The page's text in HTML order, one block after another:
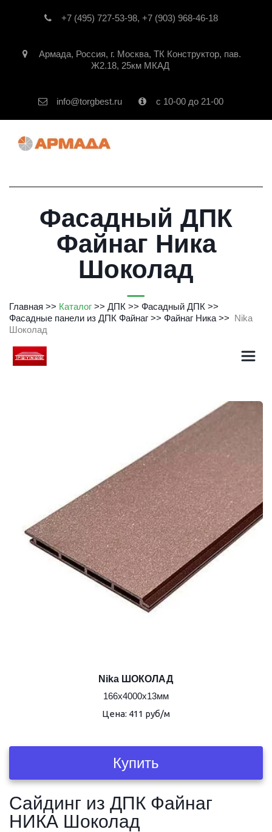
+7 (495) 727-53-98, +7 (903) 968-46-18
Армада, Россия, г. Москва, ТК Конструктор, пав.
Ж2.18, 25км МКАД
info@torgbest.ru с 10-00 до 21-00
Фасадный ДПК
Файнаг Ника
Шоколад
Главная >> Каталог >> ДПК >> Фасадный ДПК
Фасадные панели из ДПК Файнаг >> Файнаг Ника >> Nika
Шоколад
Nika ШОКОЛАД
166х4000х13мм
Цена: 411 руб/м
Купить
Сайдинг из ДПК Файнаг
НИКА Шоколад